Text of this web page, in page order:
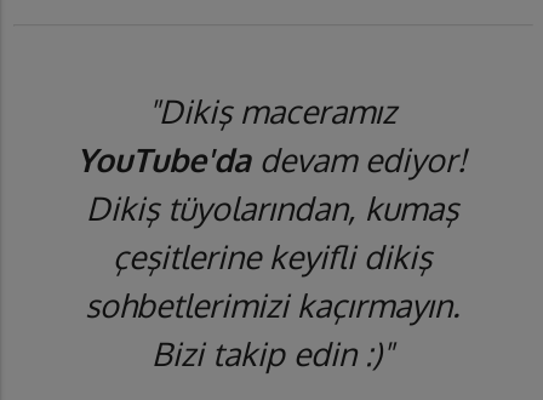
"Dikiş maceramız
YouTube'dadevam ediyor!
Dikiş tüyolarından, kumaş
çeşitlerine keyifli dikiş
sohbetlerimizi kaçırmayın.
Bizi takip edin :)"